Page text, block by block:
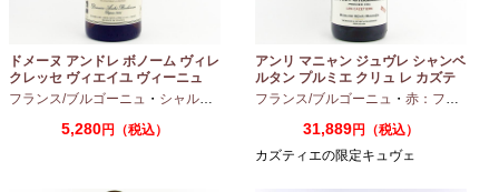
ドメーヌ アンドレ ボノーム ヴィレ
クレッセ ヴィエイユ ヴィーニュ
2024 750ml
フランス/ブルゴーニュ ・ シャルドネ
5,280円（税込）
アンリ マニャン ジュヴレ シャンベ
ルタン プルミエ クリュ レ カズテ
ィエ エルバージュ 24 モワ 2023
フランス/ブルゴーニュ ・ 赤：フルボディ
31,889円（税込）
カズティエの限定キュヴェ